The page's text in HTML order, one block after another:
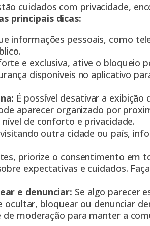
cuidados com privacidade,
principais dicas:
informações pessoais, como
e exclusiva, ative o bloqueio
disponíveis no aplicativo
É possível desativar a exibição
aparecer organizado por
de conforto e privacidade.
outra cidade ou país,
priorize o consentimento em
expectativas e cuidados.
e denunciar: Se algo parecer
bloquear ou denunciar
de moderação para manter a